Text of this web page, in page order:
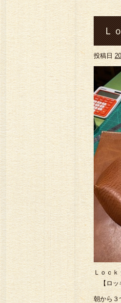
Ｌ
感
投稿日
Ｌｏｃ
【ロッ
朝から３